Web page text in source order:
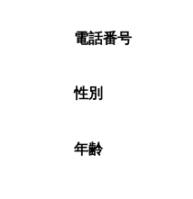
電話番号
性別
年齢